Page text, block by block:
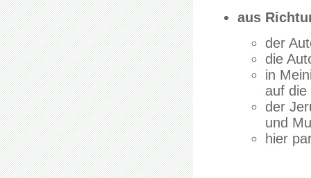
aus
der
die
in
auf die
der
und
hier